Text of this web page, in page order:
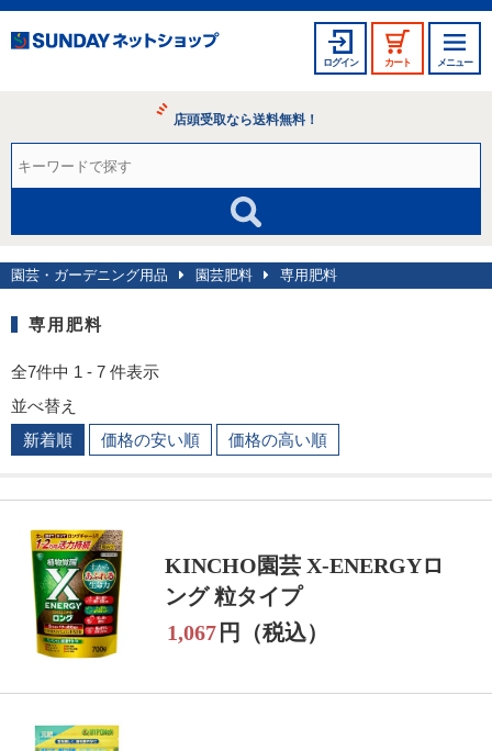
ログイン カート メニュー
店頭受取なら送料無料！
園芸・ガーデニング用品 園芸肥料 専用肥料
専用肥料
全7件中 1 - 7 件表示
並べ替え
新着順
価格の安い順 価格の高い順
KINCHO園芸 X-ENERGYロ
ング 粒タイプ
1,067 円（税込）